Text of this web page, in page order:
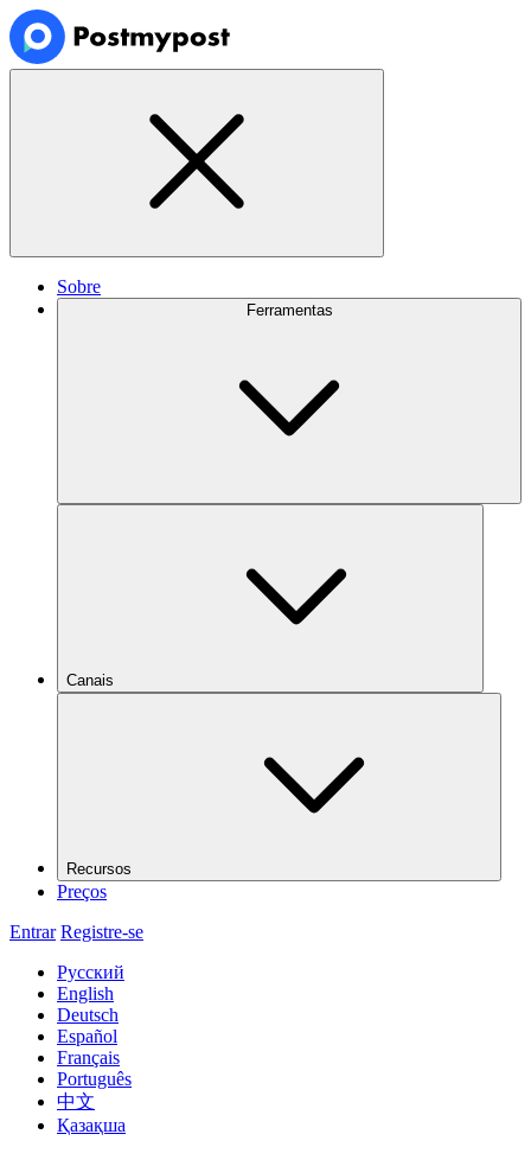
Sobre
Ferramentas
Canais
Recursos
Preços
Entrar Registre-se
Русский
English
Deutsch
Español
Français
Português
中文
Қазақша